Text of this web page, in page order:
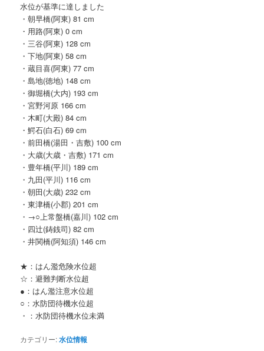
水位が基準に達しました
・朝早橋(阿東) 81 cm
・用路(阿東) 0 cm
・三谷(阿東) 128 cm
・下地(阿東) 58 cm
・蔵目喜(阿東) 77 cm
・島地(徳地) 148 cm
・御堀橋(大内) 193 cm
・宮野河原 166 cm
・木町(大殿) 84 cm
・鰐石(白石) 69 cm
・前田橋(湯田・吉敷) 100 cm
・大歳(大歳・吉敷) 171 cm
・豊年橋(平川) 189 cm
・九田(平川) 116 cm
・朝田(大歳) 232 cm
・東津橋(小郡) 201 cm
・→○上常盤橋(嘉川) 102 cm
・四辻(鋳銭司) 82 cm
・井関橋(阿知須) 146 cm
★：はん濫危険水位超
☆：避難判断水位超
●：はん濫注意水位超
○：水防団待機水位超
・：水防団待機水位未満
カテゴリー:水位情報